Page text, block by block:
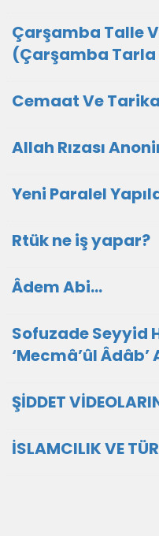
Çarşamba Talle
(Çarşamba Tarla
Cemaat Ve
Allah Rızası
Yeni Paralel
Rtük ne iş yapar?
Âdem Abi…
Sofuzade Seyyid
‘Mecmâ’ûl Âdâb’
ŞİDDET
İSLAMCILIK VE